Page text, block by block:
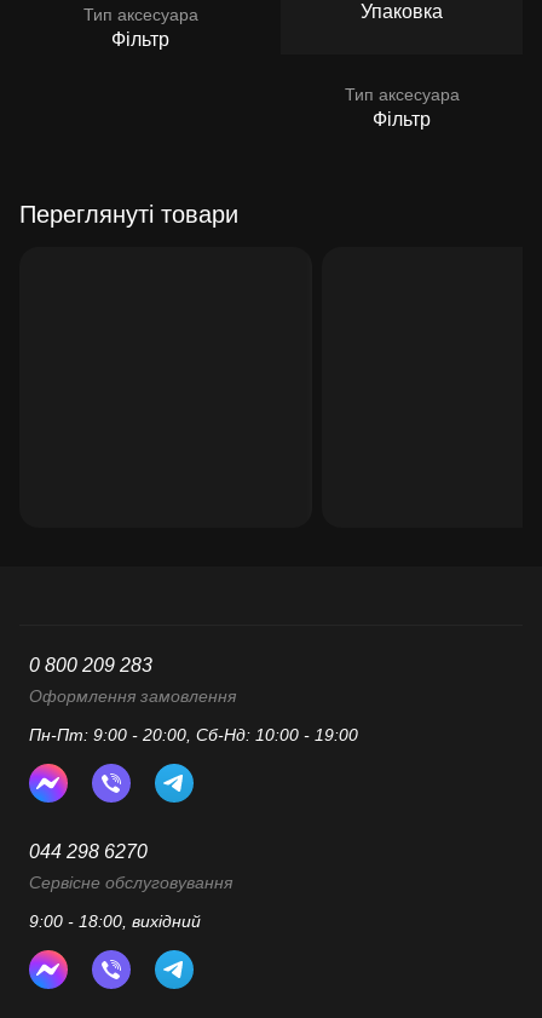
Тип аксесуара
Фільтр
Упаковка
Тип аксесуара
Фільтр
Переглянуті товари
0 800 209 283
Оформлення замовлення
Пн-Пт: 9:00 - 20:00, Сб-Нд: 10:00 - 19:00
044 298 6270
Сервісне обслуговування
9:00 - 18:00, вихідний